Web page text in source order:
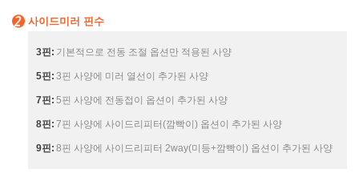
사이드미러 핀수
3핀: 기본적으로 전동 조절 옵션만 적용된 사양
5핀: 3핀 사양에 미러 열선이 추가된 사양
7핀: 5핀 사양에 전동접이 옵션이 추가된 사양
8핀: 7핀 사양에 사이드리피터(깜빡이) 옵션이 추가된 사양
9핀: 8핀 사양에 사이드리피터 2way(미등+깜빡이) 옵션이 추가된 사양